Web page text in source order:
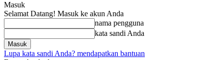
Masuk
Selamat Datang! Masuk ke akun Anda
nama pengguna
kata sandi Anda
Lupa kata sandi Anda? mendapatkan bantuan